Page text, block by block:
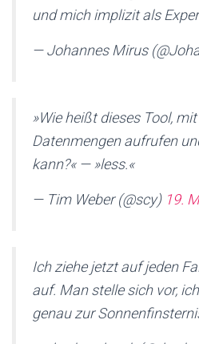
und mich implizit als
— Johannes Mirus
»Wie heißt dieses Tool,
Datenmengen aufrufen
kann?« — »less.«
— Tim Weber (@scy) 19.
Ich ziehe jetzt auf jeden
auf. Man stelle sich vor,
genau zur